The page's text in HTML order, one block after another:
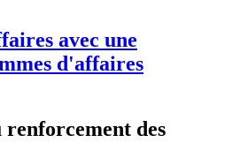
avec une
d'affaires
renforcement des